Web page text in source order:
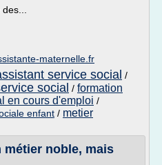
maternelle.fr
service social /
social / formation
en cours d'emploi /
enfant / metier
noble, mais